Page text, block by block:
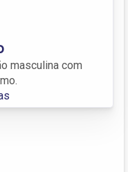
masculina com